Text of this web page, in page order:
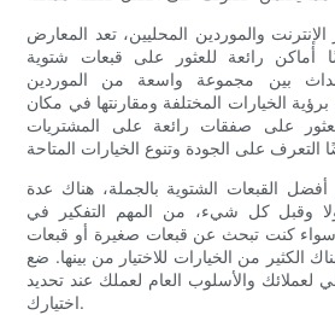
والموردين المحليين، تعد المعارض
أماكن رائعة للعثور على قبعات شتوية
بين مجموعة واسعة من الموردين
الخيارات المختلفة ومقارنتها في مكان
على صفقات رائعة على المشتريات
أفضل القبعات الشتوية بالجملة، هناك عدة
وقبل كل شيء، من المهم التفكير في
كنت تبحث عن قبعات صغيرة أو قبعات
الكثير من الخيارات للاختيار من بينها. ضع
لعملائك والأسلوب العام لعملك عند تحديد
اختيارك.